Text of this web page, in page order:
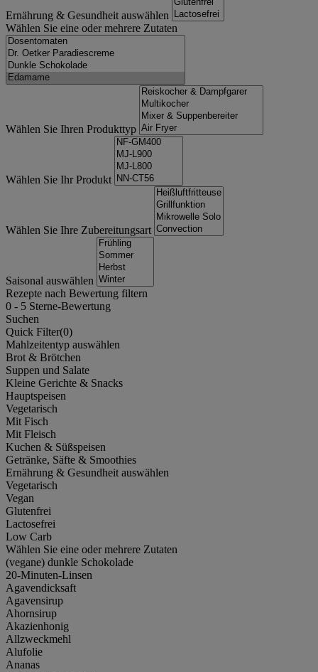
Ernährung & Gesundheit auswählen
Wählen Sie eine oder mehrere Zutaten
Wählen Sie Ihren Produkttyp
Wählen Sie Ihr Produkt
Wählen Sie Ihre Zubereitungsart
Saisonal auswählen
Rezepte nach Bewertung filtern
0 - 5 Sterne-Bewertung
Suchen
Quick Filter(0)
Mahlzeitentyp auswählen
Brot & Brötchen
Suppen und Salate
Kleine Gerichte & Snacks
Hauptspeisen
Vegetarisch
Mit Fisch
Mit Fleisch
Kuchen & Süßspeisen
Getränke, Säfte & Smoothies
Ernährung & Gesundheit auswählen
Vegetarisch
Vegan
Glutenfrei
Lactosefrei
Low Carb
Wählen Sie eine oder mehrere Zutaten
(vegane) dunkle Schokolade
20-Minuten-Linsen
Agavendicksaft
Agavensirup
Ahornsirup
Akazienhonig
Allzweckmehl
Alufolie
Ananas